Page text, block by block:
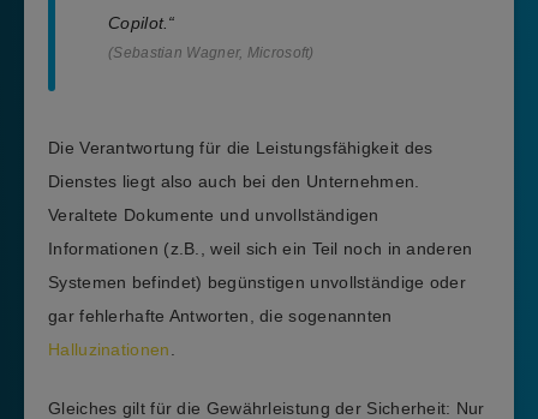
Copilot.“
(Sebastian Wagner, Microsoft)
Die Verantwortung für die Leistungsfähigkeit des
Dienstes liegt also auch bei den Unternehmen.
Veraltete Dokumente und unvollständigen
Informationen (z.B., weil sich ein Teil noch in anderen
Systemen befindet) begünstigen unvollständige oder
gar fehlerhafte Antworten, die sogenannten
Halluzinationen
Gleiches gilt für die Gewährleistung der Sicherheit: Nur